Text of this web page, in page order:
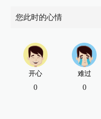
您此时的心情
开心
0
难过
0